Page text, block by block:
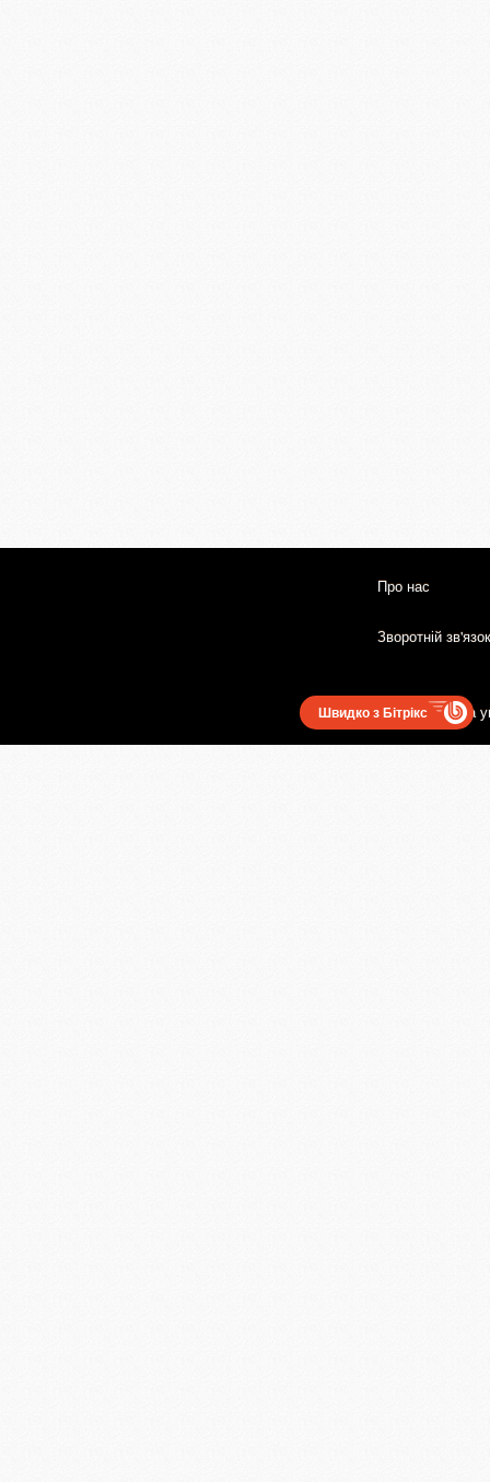
Про нас
Зворотній зв'язок
Користувацька
Швидко з Бітрікс